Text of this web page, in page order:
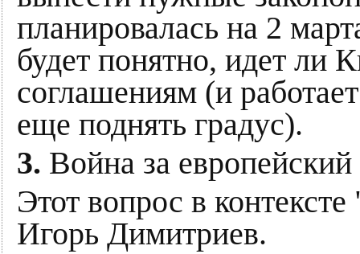
планировалась на 2
будет понятно, идет ли
соглашениям (и
еще поднять градус).
3. Война за
Этот вопрос в
Игорь Димитриев.